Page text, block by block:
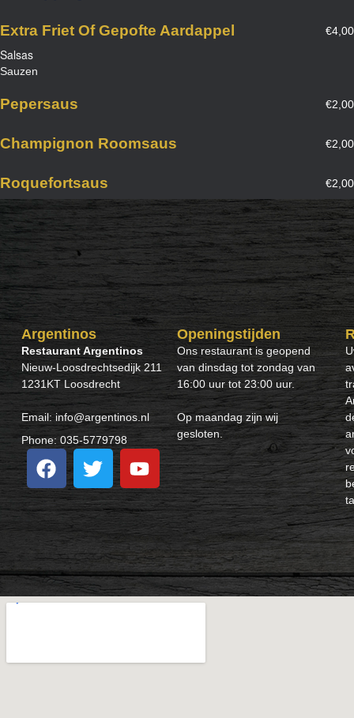
Extra Friet Of Gepofte Aardappel €4,00
Salsas
Sauzen
Pepersaus €2,00
Champignon Roomsaus €2,00
Roquefortsaus €2,00
Argentinos
Restaurant Argentinos
Nieuw-Loosdrechtsedijk 211
1231KT Loosdrecht
Email: info@argentinos.nl
Phone: 035-5779798
Openingstijden
Ons restaurant is geopend
van dinsdag tot zondag van
16:00 uur tot 23:00 uur.
Op maandag zijn wij
gesloten.